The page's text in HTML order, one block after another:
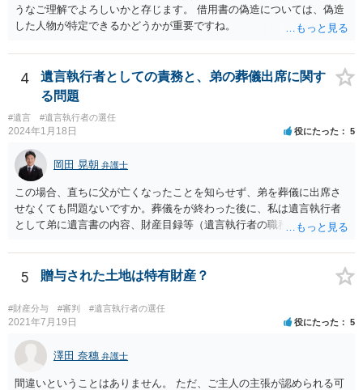
うなご理解でよろしいかと存じます。 借用書の偽造については、偽造
した人物が特定できるかどうかが重要ですね。
4
遺言執行者としての責務と、弟の葬儀出席に関す
る問題
#遺言 #遺言執行者の選任
2024年1月18日 役にたった 5
岡田 晃朝 弁護士
この場合、直ちに父が亡くなったことを知らせず、弟を葬儀に出席さ
せなくても問題ないですか。葬儀をが終わった後に、私は遺言執行者
として弟に遺言書の内容、財産目録等（遺言執行者の職務）を知らせ
るかは喪主の自由です。 呼ばなくてもかまいません。 そもそも、そう
いう法律関係にありません。 遺言の内容と遺産の総額の通知、公正証
で、対応しましょう。 そのあとは遺留分の請求などがあればそれへの
対応となるでしょう。
5 贈与された土地は特有財産？
#財産分与 #審判 #遺言執行者の選任
2021年7月19日 役にたった 5
澤田 奈穗 弁護士
間違いということはありません。 ただ、ご主人の主張が認められる可